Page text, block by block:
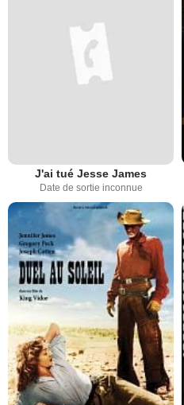
J'ai tué Jesse James
Date de sortie inconnue